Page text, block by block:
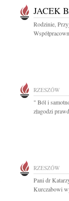
JACEK
Rodzinie,
RZESZÓW
" Ból i
złagodzi
RZESZÓW
Pani dr
Kurczabowi